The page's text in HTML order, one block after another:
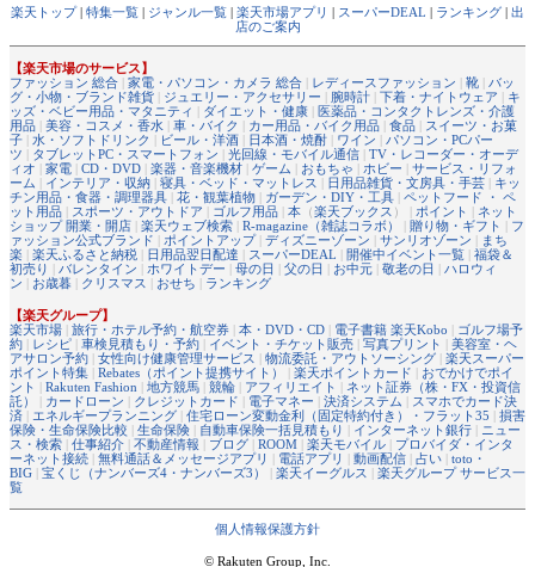
楽天トップ| 特集一覧 | ジャンル一覧 | 楽天市場アプリ | スーパーDEAL | ランキング | 出
店のご案内
【楽天市場のサービス】
ファッション 総合 | 家電・パソコン・カメラ 総合 | レディースファッション | 靴 | バッ
グ・小物・ブランド雑貨 | ジュエリー・アクセサリー | 腕時計 | 下着・ナイトウェア | キ
ッズ・ベビー用品・マタニティ | ダイエット・健康 | 医薬品・コンタクトレンズ・介護
用品 | 美容・コスメ・香水 | 車・バイク | カー用品・バイク用品 | 食品 | スイーツ・お菓
子 | 水・ソフトドリンク | ビール・洋酒 | 日本酒・焼酎 | ワイン | パソコン・PCパー
ツ | タブレットPC・スマートフォン | 光回線・モバイル通信 | TV・レコーダー・オーデ
ィオ | 家電 | CD・DVD | 楽器・音楽機材 | ゲーム | おもちゃ | ホビー | サービス・リフォ
ーム | インテリア・収納 | 寝具・ベッド・マットレス | 日用品雑貨・文房具・手芸 | キッ
チン用品・食器・調理器具 | 花・観葉植物 | ガーデン・DIY・工具 | ペットフード ・ ペ
ット用品 | スポーツ・アウトドア | ゴルフ用品 | 本 （楽天ブックス ） | ポイント | ネット
ショップ 開業・開店 | 楽天ウェブ検索 | R-magazine（雑誌コラボ） | 贈り物・ギフト | フ
ァッション公式ブランド | ポイントアップ| ディズニーゾーン | サンリオゾーン | まち
楽 | 楽天ふるさと納税 | 日用品翌日配達 | スーパーDEAL | 開催中イベント一覧 | 福袋＆
初売り | バレンタイン | ホワイトデー | 母の日 | 父の日 | お中元 | 敬老の日 | ハロウィ
ン | お歳暮 | クリスマス | おせち | ランキング
【楽天グループ】
楽天市場 | 旅行・ホテル予約・航空券 | 本・DVD・CD | 電子書籍 楽天Kobo | ゴルフ場予
約 | レシピ | 車検見積もり・予約 | イベント・チケット販売 | 写真プリント | 美容室・ヘ
アサロン予約 | 女性向け健康管理サービス | 物流委託・アウトソーシング | 楽天スーパー
ポイント特集 | Rebates（ポイント提携サイト） | 楽天ポイントカード | おでかけでポイ
ント | Rakuten Fashion | 地方競馬 | 競輪 | アフィリエイト | ネット証券（株・FX・投資信
託）
| カードローン | クレジットカード | 電子マネー | 決済システム | スマホでカード決
済 | エネルギープランニング | 住宅ローン変動金利（固定特約付き）・フラット35 | 損害
保険・生命保険比較 | 生命保険 | 自動車保険一括見積もり | インターネット銀行 | ニュー
ス・検索 | 仕事紹介 | 不動産情報 | ブログ | ROOM | 楽天モバイル | プロバイダ・インタ
ーネット接続 | 無料通話＆メッセージアプリ | 電話アプリ | 動画配信 | 占い | toto・
BIG | 宝くじ（ナンバーズ4・ナンバーズ3） | 楽天イーグルス | 楽天グループ サービス一
覧
個人情報保護方針
© Rakuten Group, Inc.